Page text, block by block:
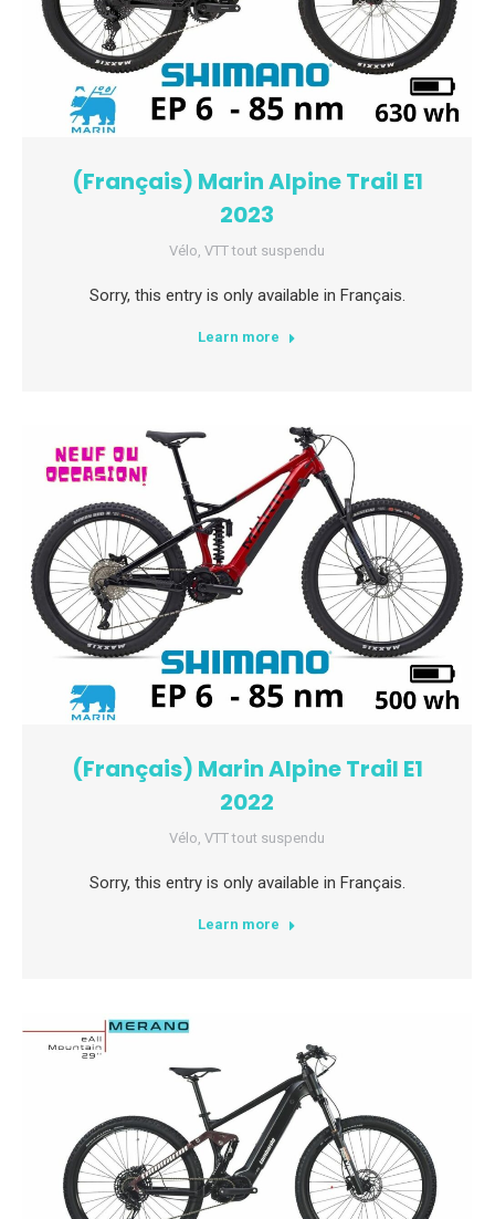
(Français) Marin Alpine Trail E1
2023
Vélo, VTT tout suspendu
Sorry, this entry is only available in Français.
Learn more
(Français) Marin Alpine Trail E1
2022
Vélo, VTT tout suspendu
Sorry, this entry is only available in Français.
Learn more